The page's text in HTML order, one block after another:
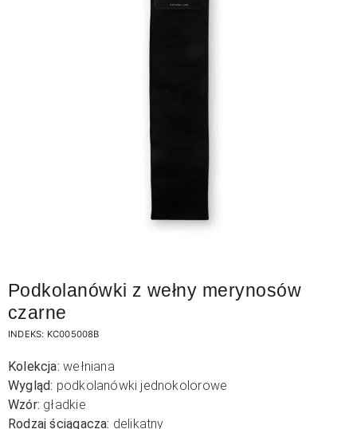
Podkolanówki z wełny merynosów
czarne
INDEKS: KC005008B
Kolekcja: wełniana
Wygląd: podkolanówki jednokolorowe
Wzór: gładkie
Rodzaj ściągacza: delikatny